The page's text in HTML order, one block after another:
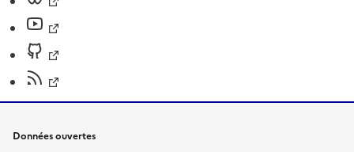
Données ouvertes